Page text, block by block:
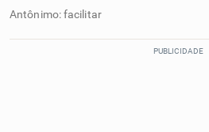
Antônimo: facilitar